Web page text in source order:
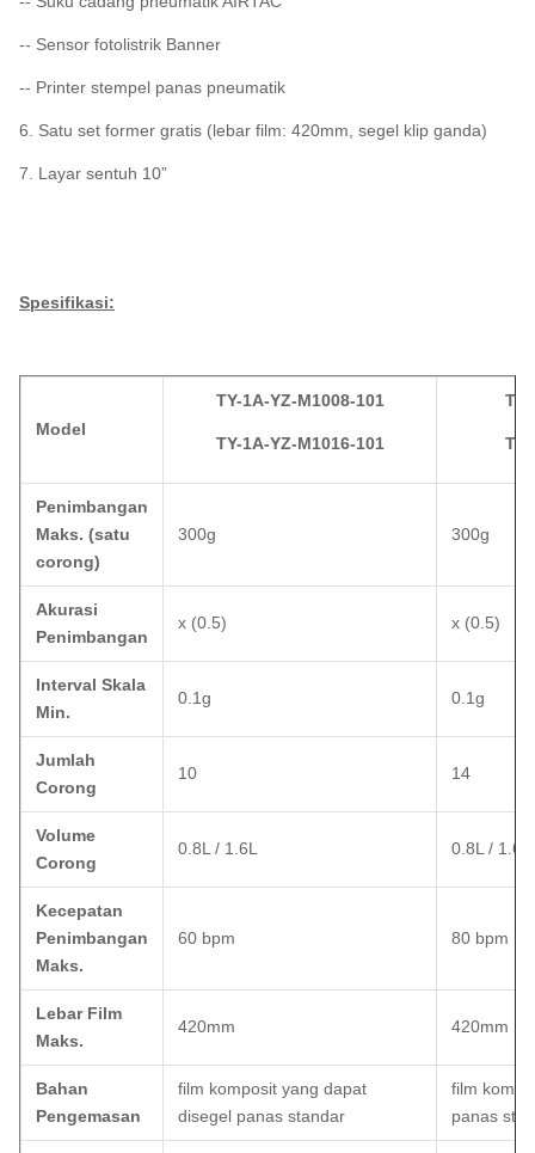
-- Sensor fotolistrik Banner
-- Printer stempel panas pneumatik
6. Satu set former gratis (lebar film: 420mm, segel klip ganda)
7. Layar sentuh 10”
Spesifikasi:
Model
TY-1A-YZ-M1008-101
TY-1A-YZ-M1016-101
Penimbangan
Maks. (satu
corong)
300g 300g
Akurasi
Penimbangan
x (0.5) x (0.5)
Interval Skala
Min.
0.1g 0.1g
Jumlah
Corong
10 14
Volume
Corong
0.8L / 1.6L 0.8L / 1.6L
Kecepatan
Penimbangan
Maks.
60 bpm 80 bpm
Lebar Film
Maks.
420mm 420mm
Bahan
Pengemasan
film komposit yang dapat
disegel panas standar
film
panas